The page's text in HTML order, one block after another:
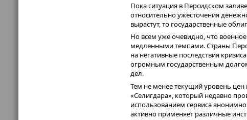
Пока ситуация в Персидском
относительно ужесточения
вырастут, то государственные
Но всем уже очевидно, что
медленными темпами. Страны
на негативные последствия
огромным государственным
дел.
Тем не менее текущий уровень
«Селигдара», который недавно
использованием сервиса
активно применяет различные